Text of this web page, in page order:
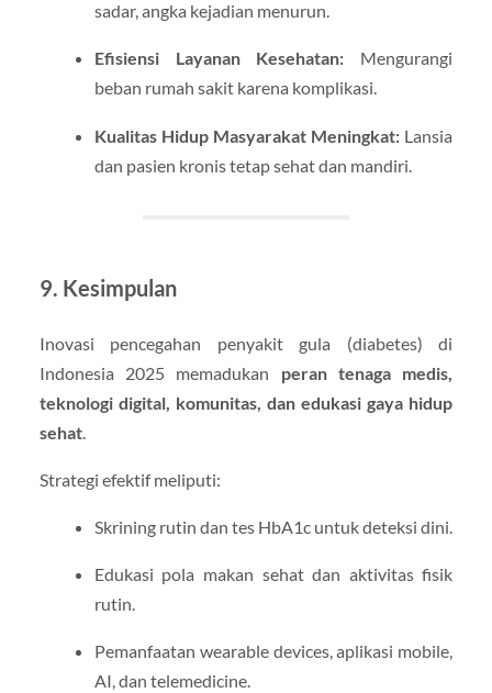
sadar, angka kejadian menurun.
Efisiensi Layanan Kesehatan: Mengurangi
beban rumah sakit karena komplikasi.
Kualitas Hidup Masyarakat Meningkat: Lansia
dan pasien kronis tetap sehat dan mandiri.
9. Kesimpulan
Inovasi pencegahan penyakit gula (diabetes) di
Indonesia 2025 memadukan peran tenaga medis,
teknologi digital, komunitas, dan edukasi gaya hidup
sehat.
Strategi efektif meliputi:
Skrining rutin dan tes HbA1c untuk deteksi dini.
Edukasi pola makan sehat dan aktivitas fisik
rutin.
Pemanfaatan wearable devices, aplikasi mobile,
AI, dan telemedicine.